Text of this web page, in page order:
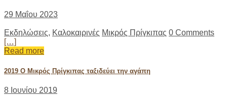
29 Μαΐου 2023
Εκδηλώσεις, Καλοκαιρινές Μικρός Πρίγκιπας 0 Comments
[…]
Read more
2019 O Μικρός Πρίγκιπας ταξιδεύει την αγάπη
8 Ιουνίου 2019